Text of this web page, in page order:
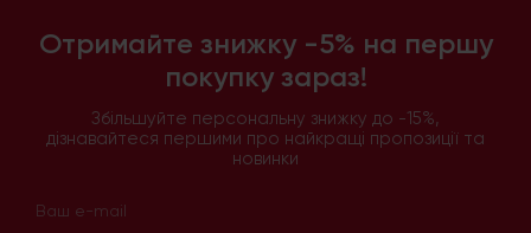
Отримайте знижку -5% на першу
покупку зараз!
Збільшуйте персональну знижку до -15%,
дізнавайтеся першими про найкращі пропозиції та
новинки